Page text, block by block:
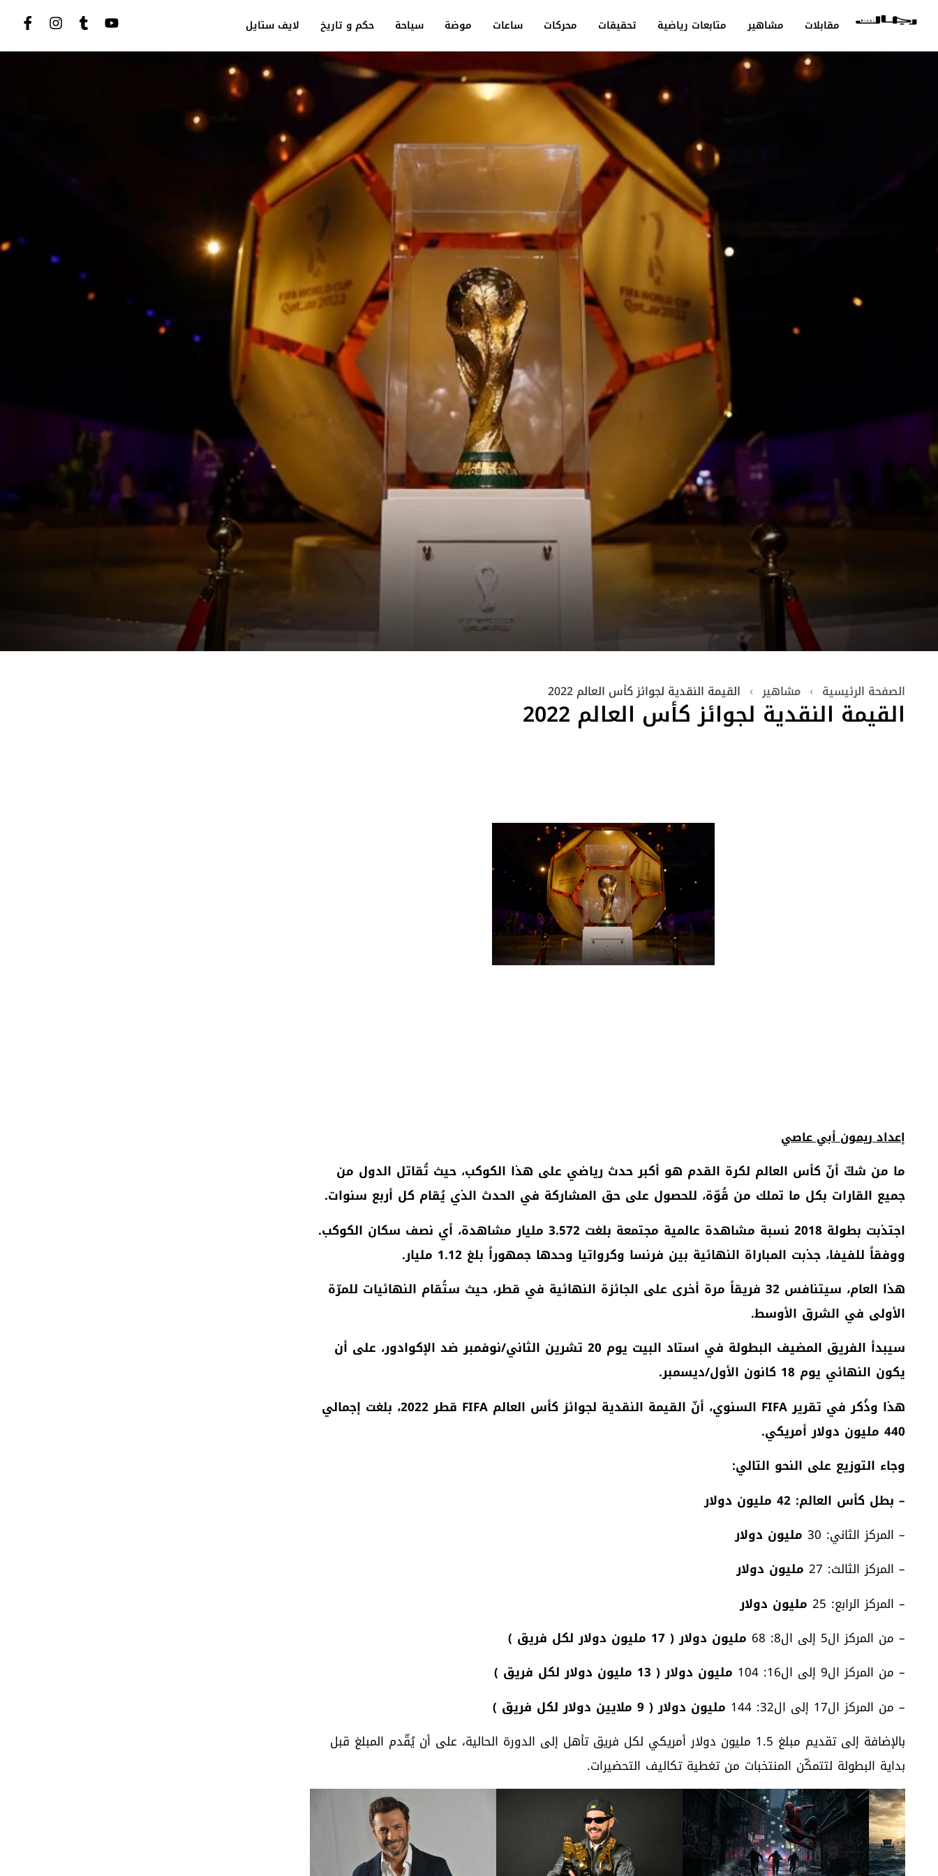
لايف ستايل حكم و تاريخ سياحة موضة ساعات محركات تحقيقات متابعات رياضية مشاهير مقابلات
الصفحة الرئيسية › مشاهير › القيمة النقدية لجوائز كأس العالم 2022
القيمة النقدية لجوائز كأس العالم 2022
إعداد ريمون أبي عاصي
ما من شكّ أنّ كأس العالم لكرة القدم هو أكبر حدث رياضي على هذا الكوكب، حيث تُقاتل الدول من
جميع القارات بكل ما تملك من قُوّة، للحصول على حق المشاركة في الحدث الذي يُقام كل أربع سنوات.
اجتذبت بطولة 2018 نسبة مشاهدة عالمية مجتمعة بلغت 3.572 مليار مشاهدة، أي نصف سكان الكوكب.
ووفقاً للفيفا، جذبت المباراة النهائية بين فرنسا وكرواتيا وحدها جمهوراً بلغ 1.12 مليار.
هذا العام، سيتنافس 32 فريقاً مرة أخرى على الجائزة النهائية في قطر، حيث ستُقام النهائيات للمرّة
الأولى في الشرق الأوسط.
سيبدأ الفريق المضيف البطولة في استاد البيت يوم 20 تشرين الثاني/نوفمبر ضد الإكوادور، على أن
يكون النهائي يوم 18 كانون الأول/ديسمبر.
هذا وذُكر في تقريرFIFA السنوي، أنّ القيمة النقدية لجوائز كأس العالم FIFA
قطر 2022، بلغت إجمالي
440 مليون دولار أمريكي.
وجاء التوزيع على النحو التالي:
– بطل كأس العالم: 42 مليون دولار
– المركز الثاني: 30
مليون دولار
– المركز الثالث: 27
مليون دولار
– المركز الرابع: 25
مليون دولار
– من المركز ال5 إلى ال8: 68
مليون دولار ( 17 مليون دولار لكل فريق )
– من المركز ال9 إلى ال16: 104
مليون دولار ( 13 مليون دولار لكل فريق )
– من المركز ال17 إلى ال32: 144
مليون دولار ( 9 ملايين دولار لكل فريق )
بالإضافة إلى تقديم مبلغ 1.5 مليون دولار أمريكي لكل فريق تأهل إلى الدورة الحالية، على أن يُقّدم المبلغ قبل
بداية البطولة لتتمكّن المنتخبات من تغطية تكاليف التحضيرات.